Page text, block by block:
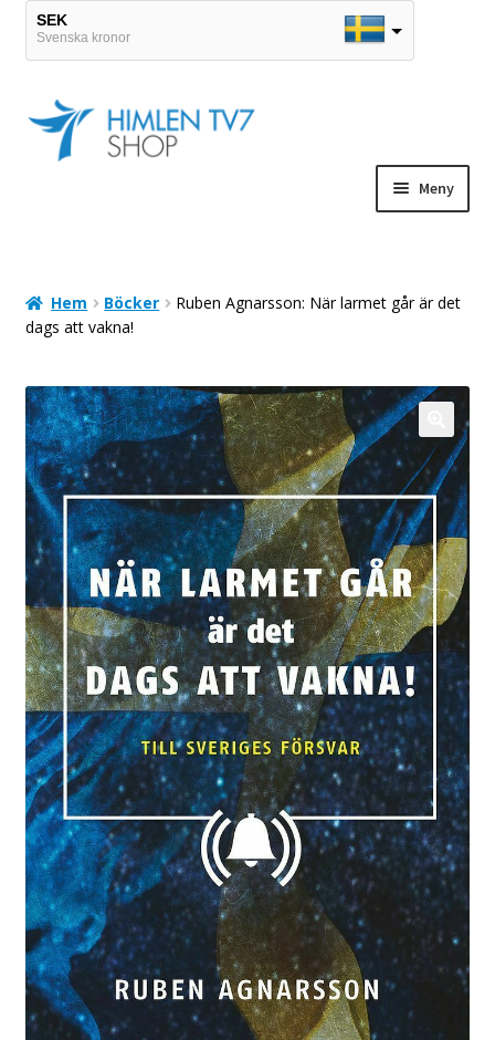
SEK
Svenska kronor
Euro
Hoppa
till
navigering
Hoppa
till
innehåll
Meny
DVD-paket
CD
POD-shop
Hem Böcker
Ruben Agnarsson: När larmet går är det
dags att vakna!